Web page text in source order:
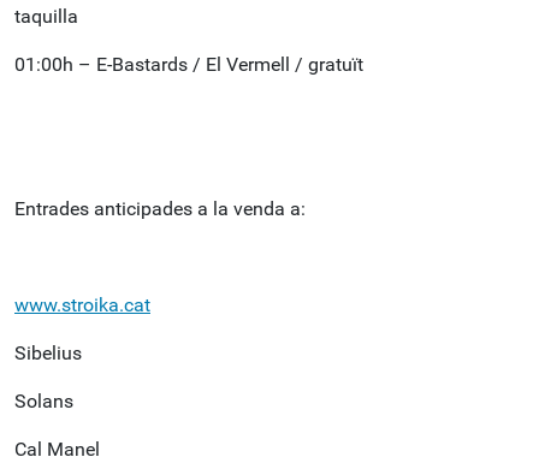
taquilla
01:00h – E-Bastards / El Vermell / gratuït
Entrades anticipades a la venda a:
www.stroika.cat
Sibelius
Solans
Cal Manel